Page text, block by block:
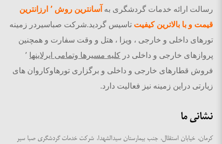
رسالت ارائه خدمات گردشگری به
آسانترین روش ٬ ارزانترین
قیمت و با بالاترین کیفیت تاسیس گردید.شرکت صباسیردر زمینه
تورهای داخلی و خارجی ، ویزا ، هتل و وقت سفارت و همچنین
پروازهای خارجی و داخلی در کلیه مسیرها وتمامی ایرلاینها ٬
فروش قطارهای خارجی و داخلی و برگزاری تورهاوکاروان های
زیارتی دراین زمینه نیز فعالیت دارد.
نشانی ما
کرمان، خیابان استقلال، جنب بیمارستان سیدالشهدا، شرکت خدمات گردشگری صبا سیر